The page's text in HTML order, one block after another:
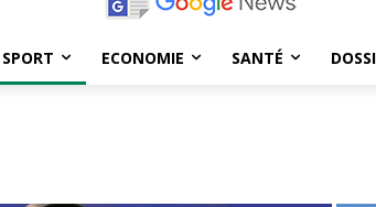
SPORT ECONOMIE SANTÉ